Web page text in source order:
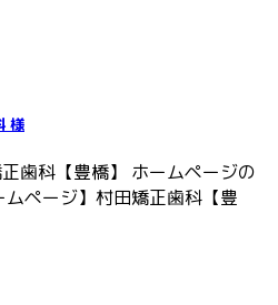
様
歯科【豊橋】 ホームページの
ページ】村田矯正歯科【豊